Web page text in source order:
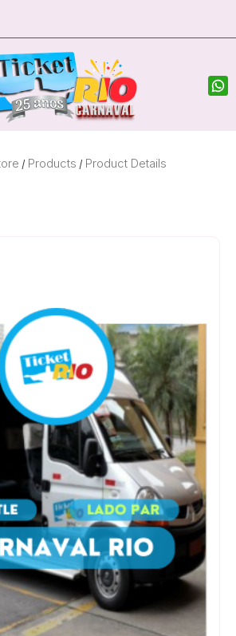
/ Products / Product Details